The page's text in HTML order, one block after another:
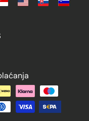
metode plaćanja